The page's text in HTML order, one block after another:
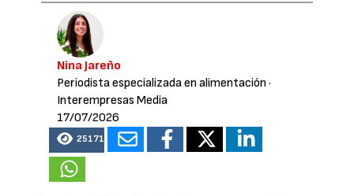
Nina Jareño
Periodista especializada en alimentación ·
Interempresas Media
17/07/2026
25171